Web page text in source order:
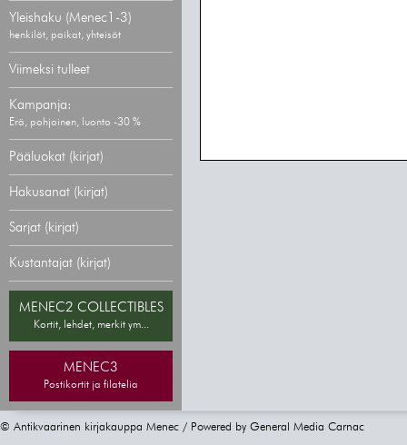
Yleishaku (Menec1-3)
henkilöt, paikat, yhteisöt
Viimeksi tulleet
Kampanja:
Erä, pohjoinen, luonto -30 %
Pääluokat (kirjat)
Hakusanat (kirjat)
Sarjat (kirjat)
Kustantajat (kirjat)
MENEC2 COLLECTIBLES
Kortit, lehdet, merkit ym...
MENEC3
Postikortit ja filatelia
© Antikvaarinen kirjakauppa Menec / Powered by General Media Carnac